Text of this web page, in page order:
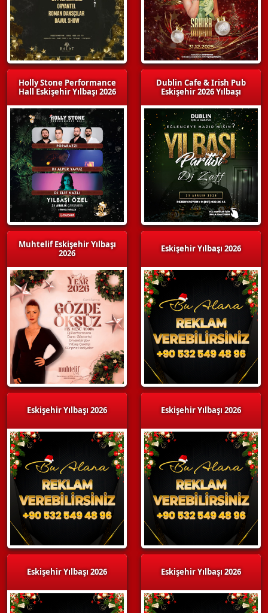
Holly Stone Performance
Hall Eskişehir Yılbaşı 2026
Muhtelif Eskişehir Yılbaşı
2026
Eskişehir Yılbaşı 2026
Eskişehir Yılbaşı 2026
Dublin Cafe & Irish Pub
Eskişehir 2026 Yılbaşı
Eskişehir Yılbaşı 2026
Eskişehir Yılbaşı 2026
Eskişehir Yılbaşı 2026